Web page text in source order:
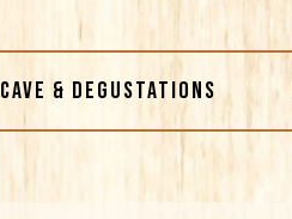
CAVE & DEGUSTATIONS